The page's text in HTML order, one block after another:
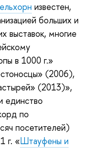
известен,
больших и
выставок, многие
в 1000 г.»
(2006),
(2013)»,
единство
по
посетителей)
г. «Штауфены и